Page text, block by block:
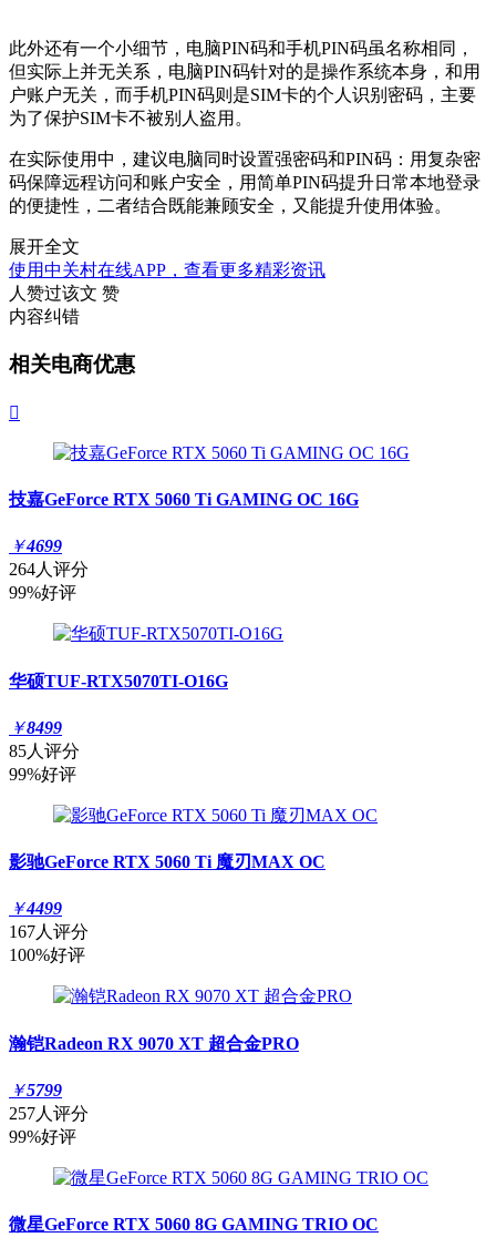
此外还有一个小细节，电脑PIN码和手机PIN码虽名称相同，
但实际上并无关系，电脑PIN码针对的是操作系统本身，和用
户账户无关，而手机PIN码则是SIM卡的个人识别密码，主要
为了保护SIM卡不被别人盗用。
在实际使用中，建议电脑同时设置强密码和PIN码：用复杂密
码保障远程访问和账户安全，用简单PIN码提升日常本地登录
的便捷性，二者结合既能兼顾安全，又能提升使用体验。
展开全文
使用中关村在线APP，查看更多精彩资讯
人赞过该文 赞
内容纠错
相关电商优惠

技嘉GeForce RTX 5060 Ti GAMING OC 16G
￥4699
264人评分
99%好评
华硕TUF-RTX5070TI-O16G
￥8499
85人评分
99%好评
影驰GeForce RTX 5060 Ti 魔刃MAX OC
￥4499
167人评分
100%好评
瀚铠Radeon RX 9070 XT 超合金PRO
￥5799
257人评分
99%好评
微星GeForce RTX 5060 8G GAMING TRIO OC